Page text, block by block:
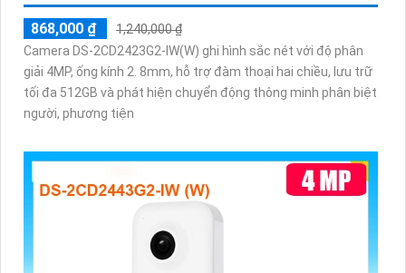
868,000 ₫
1,240,000 ₫
Camera DS-2CD2423G2-IW(W) ghi hình sắc nét với độ phân
giải 4MP, ống kính 2. 8mm, hỗ trợ đàm thoại hai chiều, lưu trữ
tối đa 512GB và phát hiện chuyển động thông minh phân biệt
người, phương tiện